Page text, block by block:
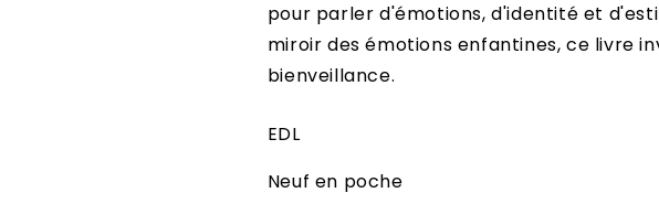
pour parler d'émotions, d'identité et
miroir des émotions enfantines, ce livre
bienveillance.
EDL
Neuf en poche